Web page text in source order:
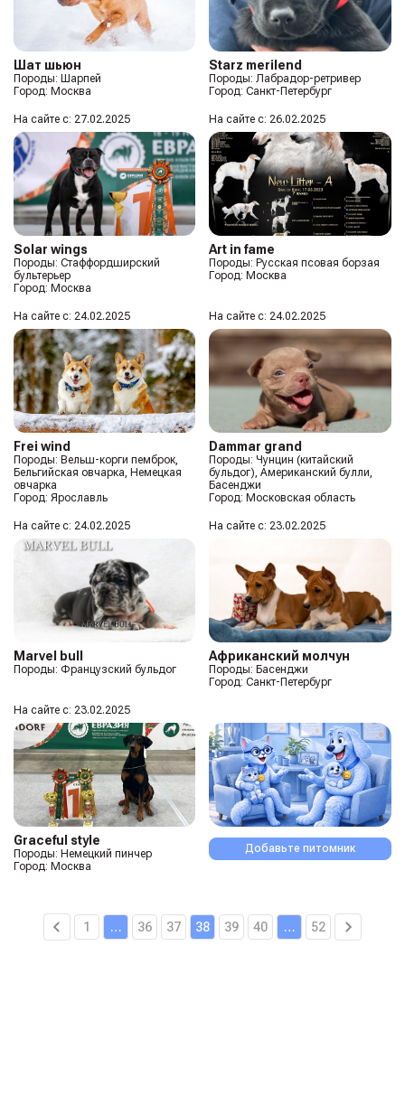
Шат шьюн
Породы: Шарпей
Город: Москва
Starz merilend
Породы: Лабрадор-ретривер
Город: Санкт-Петербург
На сайте с: 27.02.2025
Solar wings
Породы: Стаффордширский
бультерьер
Город: Москва
На сайте с: 26.02.2025
Art in fame
Породы: Русская псовая борзая
Город: Москва
На сайте с: 24.02.2025
Frei wind
Породы: Вельш-корги пемброк,
Бельгийская овчарка, Немецкая
овчарка
Город: Ярославль
На сайте с: 24.02.2025
Dammar grand
Породы: Чунцин (китайский
бульдог), Американский булли,
Басенджи
Город: Московская область
На сайте с: 24.02.2025
Marvel bull
Породы: Французский бульдог
На сайте с: 23.02.2025
Африканский молчун
Породы: Басенджи
Город: Санкт-Петербург
На сайте с: 23.02.2025
Graceful style
Породы: Немецкий пинчер
Город: Москва
Добавьте питомник
1 … 36 37 38 39 40 … 52